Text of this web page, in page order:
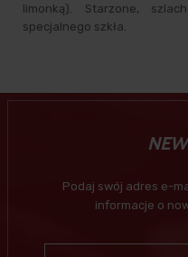
limonką). Starzone,
specjalnego szkła.
Podaj swój adres e-
informacje o